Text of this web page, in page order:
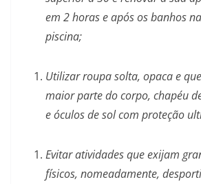
em 2 horas e após os banhos
piscina;
Utilizar roupa solta, opaca e
maior parte do corpo, chapéu
e óculos de sol com proteção
Evitar atividades que exijam
físicos, nomeadamente,